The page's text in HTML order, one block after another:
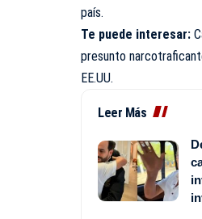
país.
Te puede interesar:
presunto
EE.UU.
Leer Más